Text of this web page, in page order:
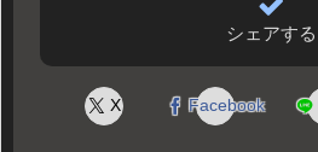
シェアする
X Facebook